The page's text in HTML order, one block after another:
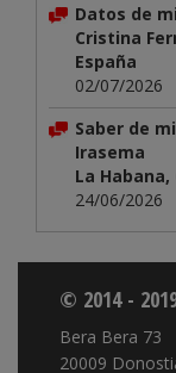
Datos de
Cristina
España
02/07/2026
Saber de
Irasema
La Habana,
24/06/2026
© 2014 -
Bera Bera 73
20009